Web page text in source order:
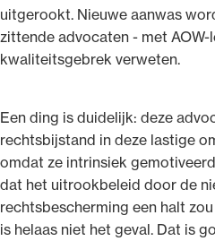
uitgerookt. Nieuwe aanwas
zittende advocaten - met
kwaliteitsgebrek verweten.
Een ding is duidelijk: deze
rechtsbijstand in deze lastige
omdat ze intrinsiek
dat het uitrookbeleid door de
rechtsbescherming een halt
is helaas niet het geval. Dat is